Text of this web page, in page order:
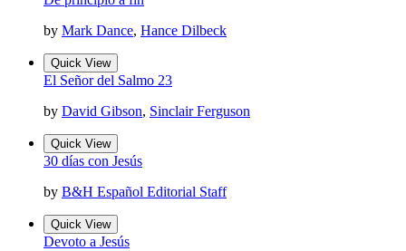
by Mark Dance, Hance Dilbeck
Quick View
El Señor del Salmo 23
by David Gibson, Sinclair Ferguson
Quick View
30 días con Jesús
by B&H Español Editorial Staff
Quick View
Devoto a Jesús